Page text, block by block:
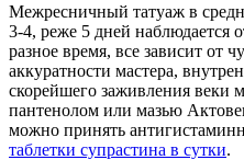
Межресничный татуаж в
3-4, реже 5 дней наблюдается
разное время, все зависит от
аккуратности мастера,
скорейшего заживления веки
пантенолом или мазью
можно принять
таблетки супрастина в сутки.